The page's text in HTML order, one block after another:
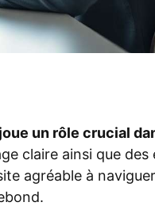
un rôle crucial
claire ainsi que des
agréable à